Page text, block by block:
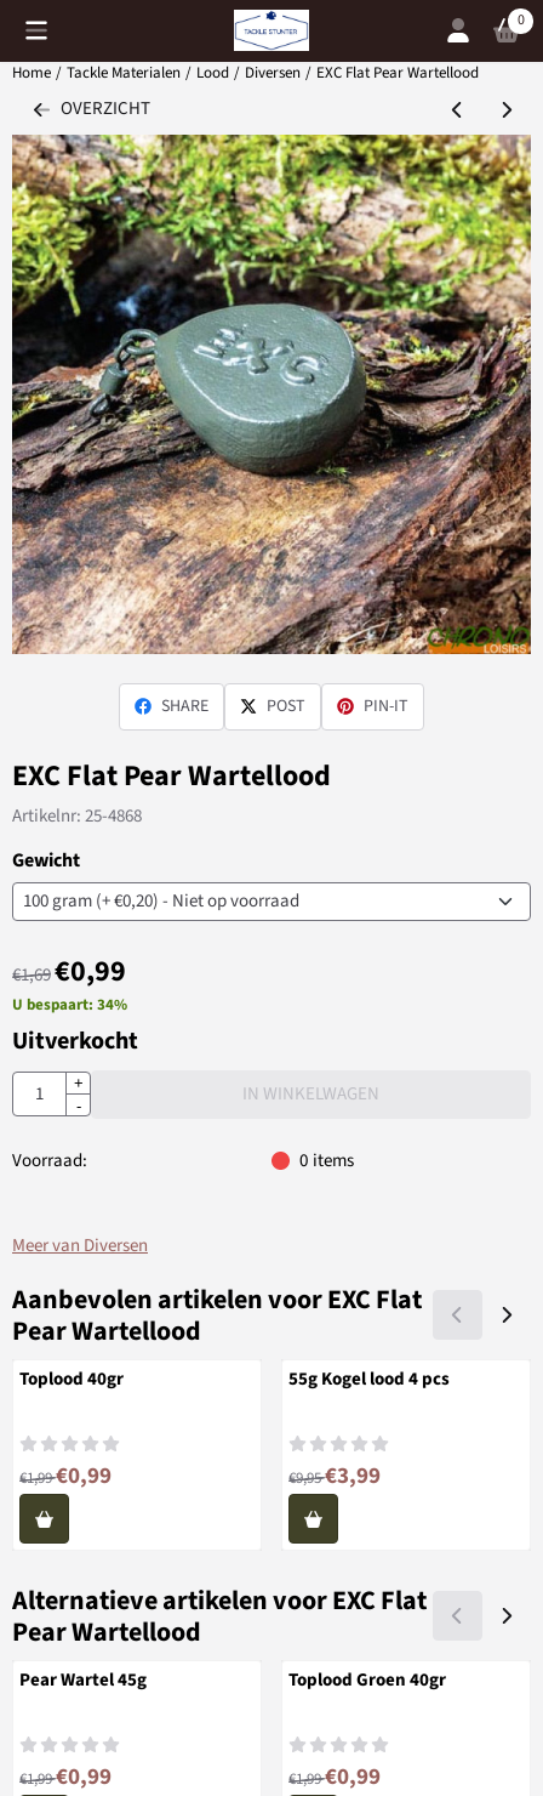
Cookievoorkeuren zijn momenteel gesloten. 0
Home / Tackle Materialen / Lood / Diversen / EXC Flat Pear Wartellood
OVERZICHT
SHARE POST PIN-IT
EXC Flat Pear Wartellood
Artikelnr:25-4868
Gewicht
€1,69€0,99
U bespaart: 34%
Uitverkocht
Aantal
+
-
IN WINKELWAGEN
Voorraad: 0 items
Meer van Diversen
Aanbevolen artikelen voorEXC Flat
Pear Wartellood
Toplood 40gr
Van 1,99 voor 0,99
€1,99€0,99
55g Kogel lood 4 pcs
Van 9,95 voor 3,99
€9,95€3,99
Alternatieve artikelen voorEXC Flat
Pear Wartellood
Pear Wartel 45g
Van 1,99 voor 0,99
€1,99€0,99
Toplood Groen 40gr
Van 1,99 voor 0,99
€1,99€0,99